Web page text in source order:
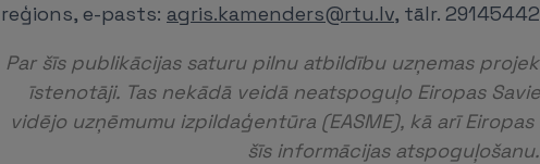
reģions, e-pasts: agris.kamenders@rtu.lv, tālr.
Par šīs publikācijas saturu pilnu atbildību uzņemas
īstenotāji. Tas nekādā veidā neatspoguļo Eiropas
vidējo uzņēmumu izpildaģentūra (EASME), kā arī
šīs informācijas atspoguļošanu.